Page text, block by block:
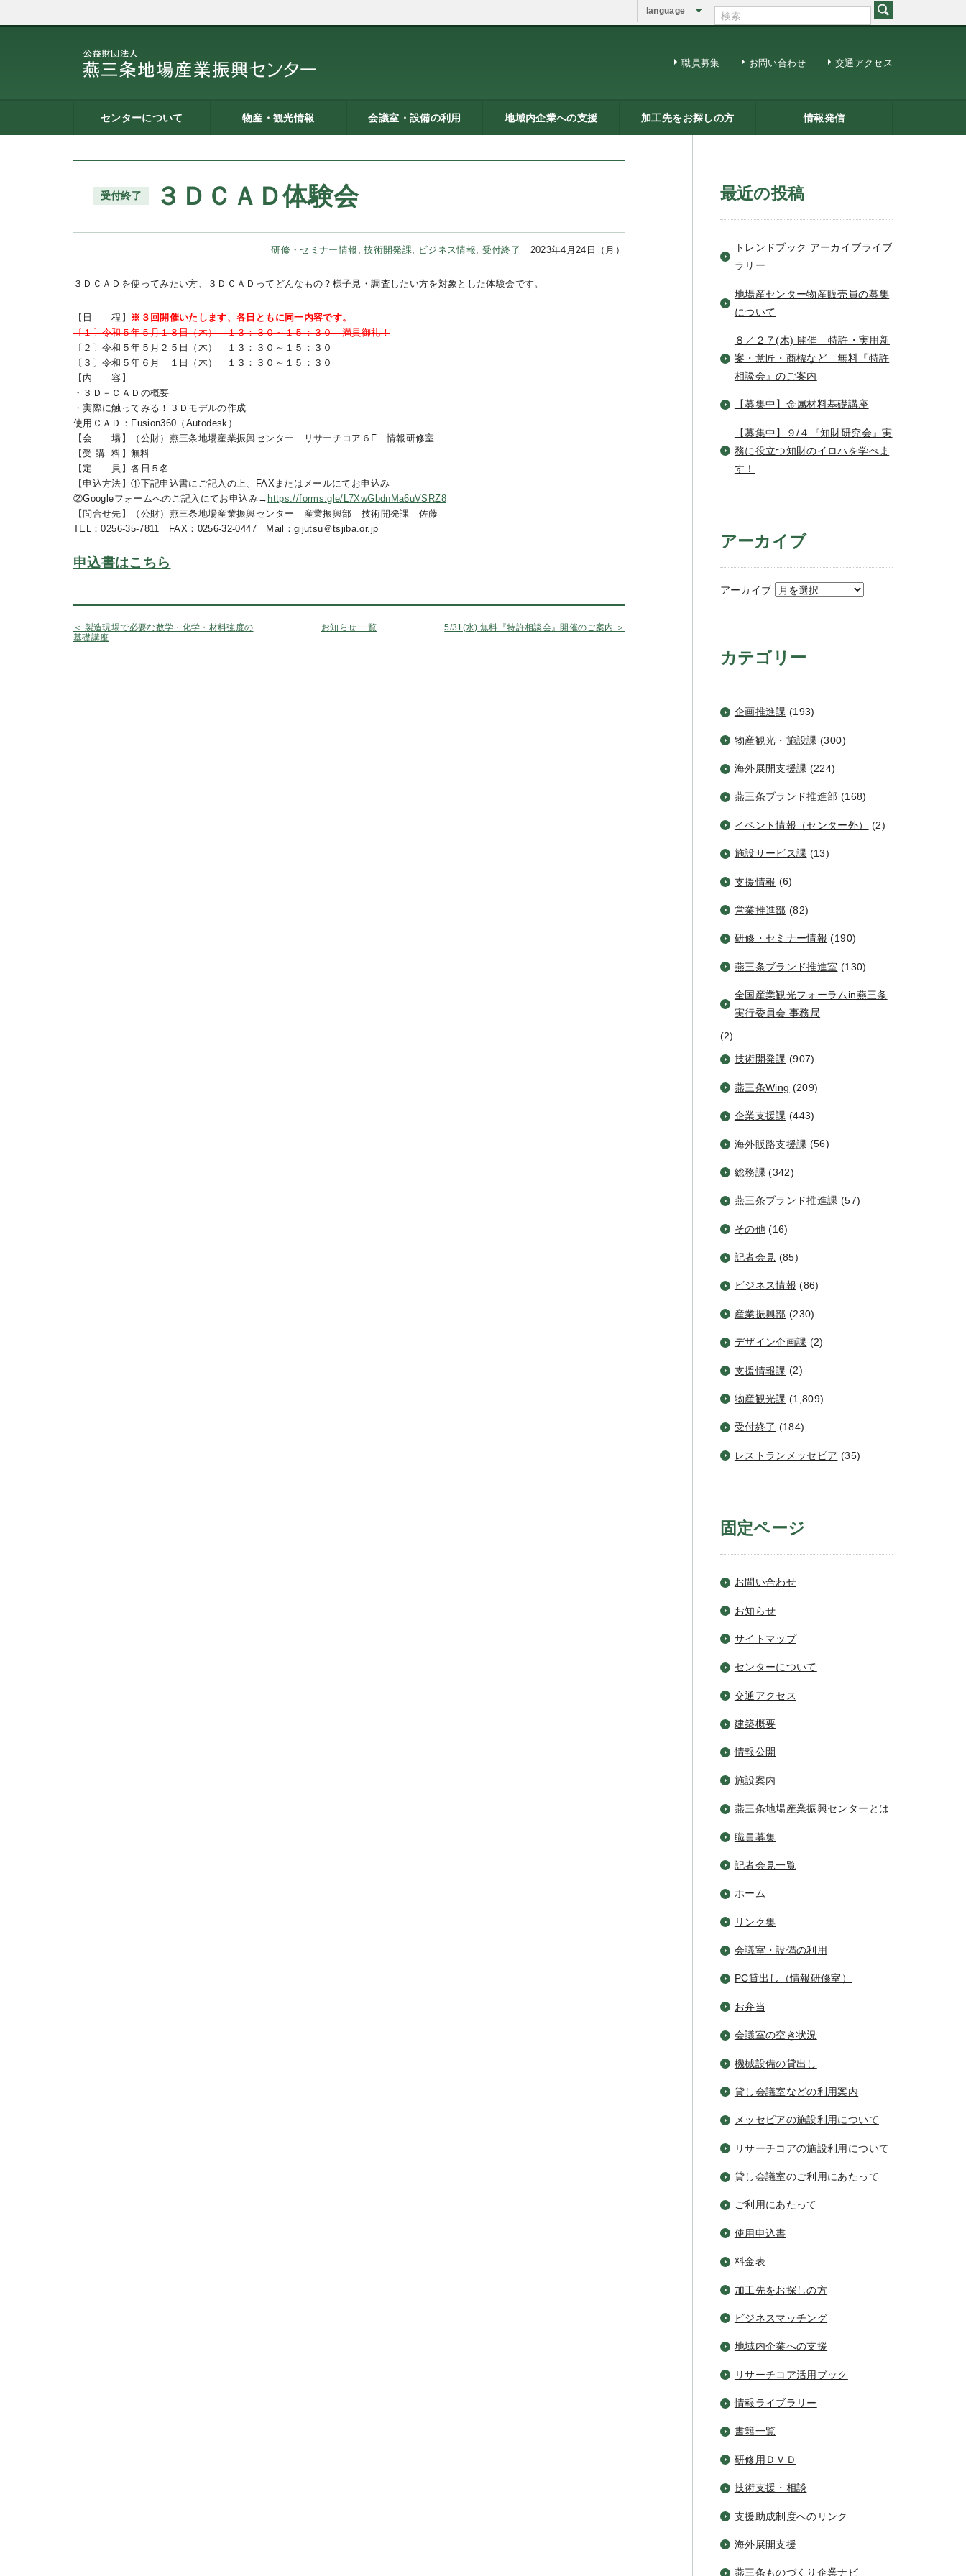
language
職員募集 お問い合わせ 交通アクセス
センターについて
ーとは
物産・観光情報
ター
ョップ）
会議室・設備の利用
いて
ついて
って
地域内企業への支援 加工先をお探しの方 情報発信
最近の投稿
トレンドブック アーカイブライブ
ラリー
地場産センター物産販売員の募集
について
８／２７(木) 開催 特許・実用新
案・意匠・商標など 無料『特許
相談会』のご案内
【募集中】金属材料基礎講座
【募集中】９/４『知財研究会』実
務に役立つ知財のイロハを学べま
す！
アーカイブ
アーカイブ
カテゴリー
企画推進課 (193)
物産観光・施設課 (300)
海外展開支援課 (224)
燕三条ブランド推進部 (168)
イベント情報（センター外） (2)
施設サービス課 (13)
支援情報 (6)
営業推進部 (82)
研修・セミナー情報 (190)
燕三条ブランド推進室 (130)
全国産業観光フォーラムin燕三条
実行委員会 事務局
(2)
技術開発課 (907)
燕三条Wing (209)
企業支援課 (443)
海外販路支援課 (56)
総務課 (342)
燕三条ブランド推進課 (57)
その他(16)
記者会見 (85)
ビジネス情報 (86)
産業振興部 (230)
デザイン企画課 (2)
支援情報課 (2)
物産観光課 (1,809)
受付終了 (184)
レストランメッセピア (35)
固定ページ
お問い合わせ
お知らせ
サイトマップ
センターについて
交通アクセス
建築概要
情報公開
施設案内
燕三条地場産業振興センターとは
職員募集
記者会見一覧
ホーム
リンク集
会議室・設備の利用
PC貸出し（情報研修室）
お弁当
会議室の空き状況
機械設備の貸出し
貸し会議室などの利用案内
メッセピアの施設利用について
リサーチコアの施設利用について
貸し会議室のご利用にあたって
ご利用にあたって
使用申込書
料金表
加工先をお探しの方
ビジネスマッチング
地域内企業への支援
リサーチコア活用ブック
情報ライブラリー
書籍一覧
研修用ＤＶＤ
技術支援・相談
支援助成制度へのリンク
海外展開支援
燕三条ものづくり企業ナビ
受付終了 ３ＤＣＡＤ体験会
研修・セミナー情報 ,技術開発課 ビジネス情報 受付終了 ｜2023年4月24日（月）
３ＤＣＡＤを使ってみたい方、３ＤＣＡＤってどんなもの？様子見・調査したい方を対象とした体験会です。
【日 程】
※３回開催いたします、各日ともに同一内容です。
〔１〕令和５年５月１８日（木） １３：３０～１５：３０ 満員御礼！
〔２〕令和５年５月２５日（木） １３：３０～１５：３０
〔３〕令和５年６月 １日（木） １３：３０～１５：３０
【内 容】
・３Ｄ－ＣＡＤの概要
・実際に触ってみる！３Ｄモデルの作成
使用ＣＡＤ：Fusion360（Autodesk）
【会 場】（公財）燕三条地場産業振興センター リサーチコア６F 情報研修室
【受 講 料】無料
【定 員】各日５名
【申込方法】①下記申込書にご記入の上、FAXまたはメールにてお申込み
②Googleフォームへのご記入にてお申込み→ https://forms.gle/L7XwGbdnMa6uVSRZ8
【問合せ先】（公財）燕三条地場産業振興センター 産業振興部 技術開発課 佐藤
TEL：0256-35-7811 FAX：0256-32-0447 Mail：gijutsu＠tsjiba.or.jp
申込書はこちら
＜ 製造現場で必要な数学・化学・材料強度の
基礎講座
お知らせ 一覧 5/31(水) 無料『特許相談会』開催のご案内 ＞